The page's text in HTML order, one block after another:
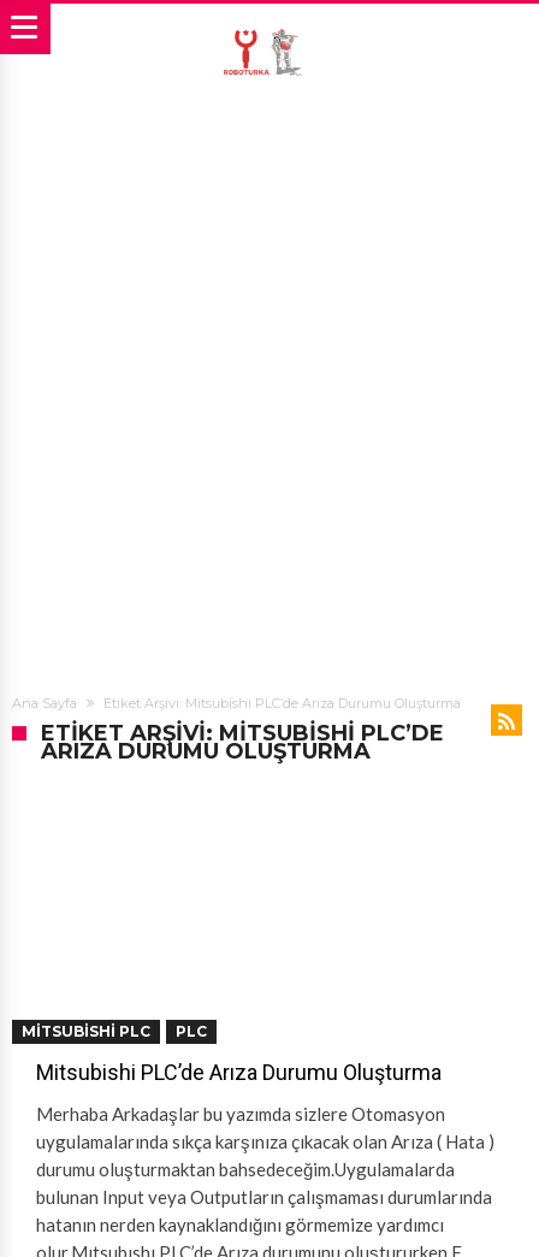
Ana Sayfa Etiket Arşivi: Mitsubishi PLC’de Arıza Durumu Oluşturma
ETIKET ARŞIVI: MITSUBISHI PLC’DE
ARIZA DURUMU OLUŞTURMA
MITSUBISHI PLC PLC
Mitsubishi PLC’de Arıza Durumu Oluşturma
Merhaba Arkadaşlar bu yazımda sizlere Otomasyon
uygulamalarında sıkça karşınıza çıkacak olan Arıza ( Hata )
durumu oluşturmaktan bahsedeceğim.Uygulamalarda
bulunan Input veya Outputların çalışmaması durumlarında
hatanın nerden kaynaklandığını görmemize yardımcı
olur.Mıtsubıshı PLC’de Arıza durumunu oluştururken F